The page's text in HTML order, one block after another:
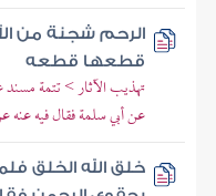
الرحم شجنة من
قطعها قطعه
تهذيب الآثار > تتمة
عن أبي سلمة فقال فيه عنه
خلق الله الخلق